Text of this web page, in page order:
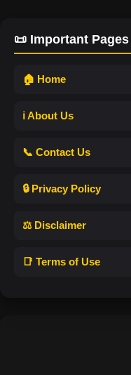
📜 Important Pages
🏠 Home
ℹ️ About Us
📞 Contact Us
🔒 Privacy Policy
⚖️ Disclaimer
📑 Terms of Use